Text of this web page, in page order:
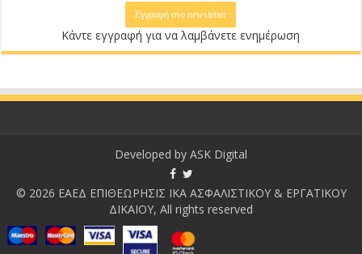
Κάντε εγγραφή για να λαμβάνετε ενημέρωση
Developed by ASK Digital
© 2026 ΕΑΕΔ ΕΠΙΘΕΩΡΗΣΙΣ ΙΚΑ ΑΣΦΑΛΙΣΤΙΚΟΥ & ΕΡΓΑΤΙΚΟΥ
ΔΙΚΑΙΟΥ, All rights reserved